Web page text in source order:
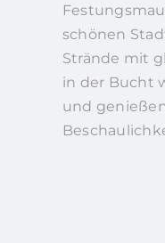
schönen
Strände mit
in der Bucht
und